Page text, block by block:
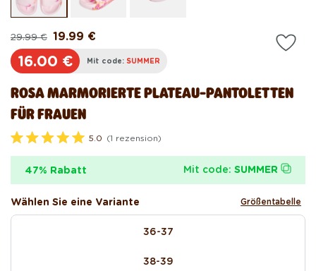
öffnen
ROSA MARMORIERTE PLATEAU-PANTOLETTEN
FÜR FRAUEN
i
0
v
o
5.0 (1 rezension)
Normaler
Preis
29.99 €
Verkaufspreis
19.99 €
16.00 € Mit code: SUMMER
47% Rabatt Mit code: SUMMER
Wählen Sie eine Variante
Größentabelle
36-37
38-39